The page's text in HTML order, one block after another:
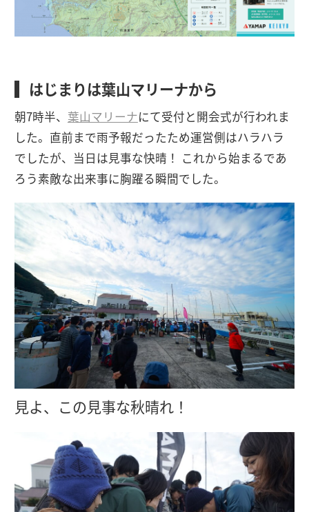
はじまりは葉山マリーナから
朝7時半、 葉山マリーナにて受付と開会式が行われま
した。直前まで雨予報だったため運営側はハラハラ
でしたが、当日は見事な快晴！ これから始まるであ
ろう素敵な出来事に胸躍る瞬間でした。
見よ、この見事な秋晴れ！